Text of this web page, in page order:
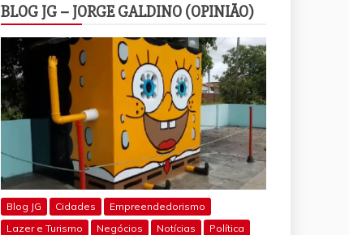
BLOG JG – JORGE GALDINO (OPINIÃO)
Blog JG Cidades
Empreendedorismo
Lazer e Turismo
Negócios Notícias
Política